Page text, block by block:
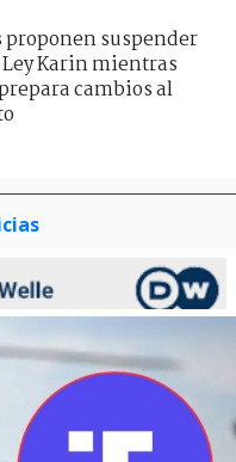
suspender
Ley Karin mientras
cambios al